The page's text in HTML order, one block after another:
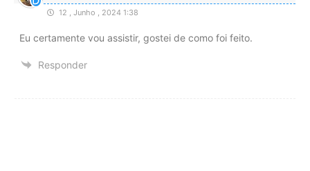
12 , Junho , 2024 1:38
Eu certamente vou assistir, gostei de como foi feito.
Responder